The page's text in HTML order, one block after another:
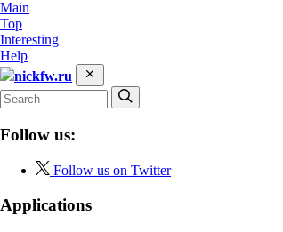
Main
Top
Interesting
Help
nickfw.ru
Follow us:
Follow us on Twitter
Applications